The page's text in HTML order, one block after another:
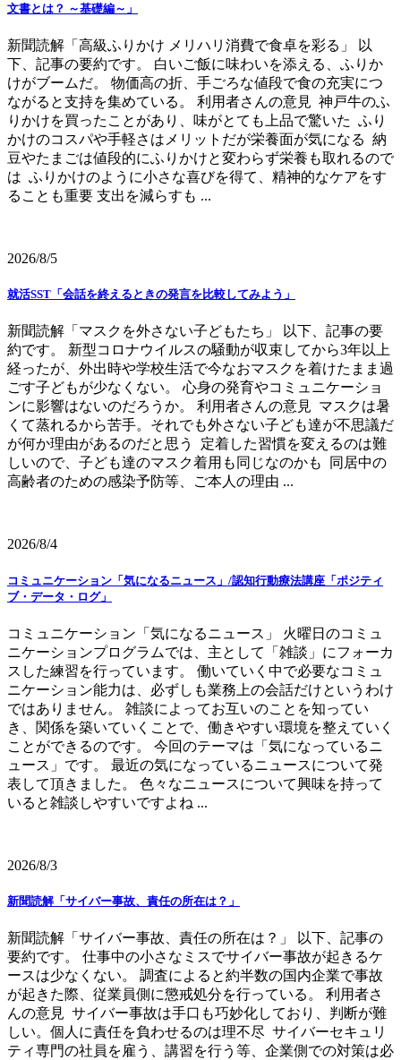
文書とは？ ～基礎編～」
新聞読解「高級ふりかけ メリハリ消費で食卓を彩る」 以
下、記事の要約です。 白いご飯に味わいを添える、ふりか
けがブームだ。 物価高の折、手ごろな値段で食の充実につ
ながると支持を集めている。 利用者さんの意見 神戸牛のふ
りかけを買ったことがあり、味がとても上品で驚いた ふり
かけのコスパや手軽さはメリットだが栄養面が気になる 納
豆やたまごは値段的にふりかけと変わらず栄養も取れるので
は ふりかけのように小さな喜びを得て、精神的なケアをす
ることも重要 支出を減らすも ...
2026/8/5
就活SST「会話を終えるときの発言を比較してみよう」
新聞読解「マスクを外さない子どもたち」 以下、記事の要
約です。 新型コロナウイルスの騒動が収束してから3年以上
経ったが、外出時や学校生活で今なおマスクを着けたまま過
ごす子どもが少なくない。 心身の発育やコミュニケーショ
ンに影響はないのだろうか。 利用者さんの意見 マスクは暑
くて蒸れるから苦手。それでも外さない子ども達が不思議だ
が何か理由があるのだと思う 定着した習慣を変えるのは難
しいので、子ども達のマスク着用も同じなのかも 同居中の
高齢者のための感染予防等、ご本人の理由 ...
2026/8/4
コミュニケーション「気になるニュース」/認知行動療法講座「ポジティ
ブ・データ・ログ」
コミュニケーション「気になるニュース」 火曜日のコミュ
ニケーションプログラムでは、主として「雑談」にフォーカ
スした練習を行っています。 働いていく中で必要なコミュ
ニケーション能力は、必ずしも業務上の会話だけというわけ
ではありません。 雑談によってお互いのことを知ってい
き、関係を築いていくことで、働きやすい環境を整えていく
ことができるのです。 今回のテーマは「気になっているニ
ュース」です。 最近の気になっているニュースについて発
表して頂きました。 色々なニュースについて興味を持って
いると雑談しやすいですよね ...
2026/8/3
新聞読解「サイバー事故、責任の所在は？」
新聞読解「サイバー事故、責任の所在は？」 以下、記事の
要約です。 仕事中の小さなミスでサイバー事故が起きるケ
ースは少なくない。 調査によると約半数の国内企業で事故
が起きた際、従業員側に懲戒処分を行っている。 利用者さ
んの意見 サイバー事故は手口も巧妙化しており、判断が難
しい。個人に責任を負わせるのは理不尽 サイバーセキュリ
ティ専門の社員を雇う、講習を行う等、企業側での対策は必